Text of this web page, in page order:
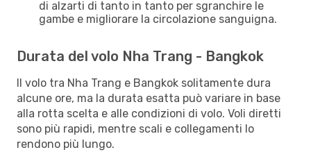
di alzarti di tanto in tanto per sgranchire le
gambe e migliorare la circolazione sanguigna.
Durata del volo Nha Trang - Bangkok
Il volo tra Nha Trang e Bangkok solitamente dura
alcune ore, ma la durata esatta può variare in base
alla rotta scelta e alle condizioni di volo. Voli diretti
sono più rapidi, mentre scali e collegamenti lo
rendono più lungo.